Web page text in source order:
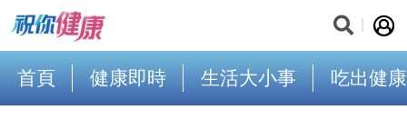
首頁 健康即時 生活大小事 吃出健康